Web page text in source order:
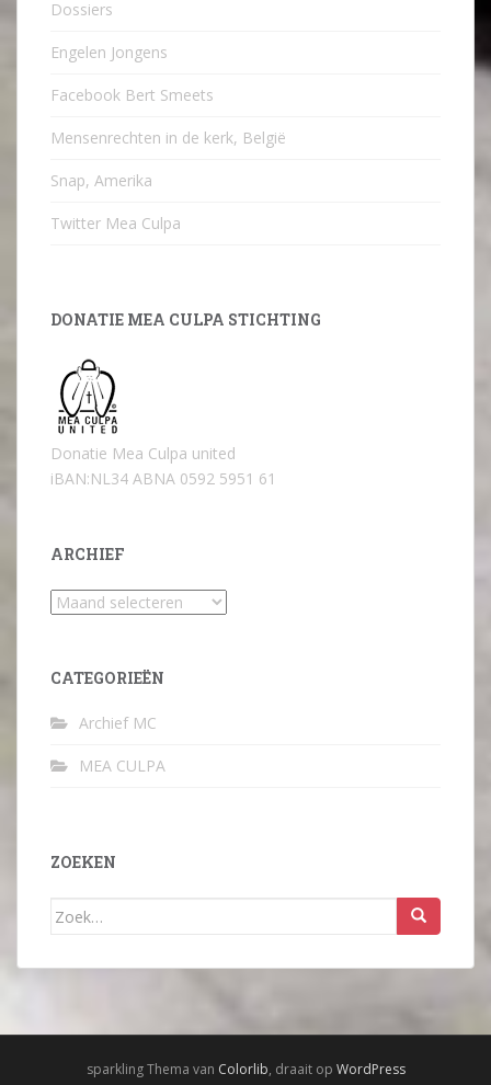
Dossiers
Engelen Jongens
Facebook Bert Smeets
Mensenrechten in de kerk, België
Snap, Amerika
Twitter Mea Culpa
DONATIE MEA CULPA STICHTING
Donatie Mea Culpa united
iBAN:NL34 ABNA 0592 5951 61
ARCHIEF
Archief
CATEGORIEËN
Archief MC
MEA CULPA
ZOEKEN
Zoek
sparkling Thema van Colorlib, draait op WordPress